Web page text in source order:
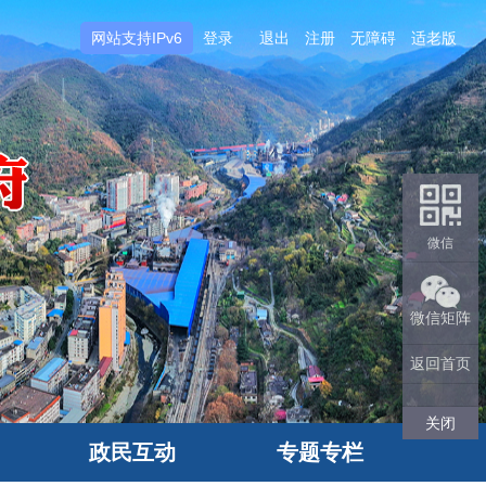
网站支持IPv6 登录 退出 注册 无障碍 适老版
政民互动 专题专栏
微信
微信矩阵
返回首页
关闭